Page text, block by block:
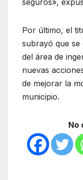
Por último, el
subrayó que se
del área de
nuevas
de mejorar la
municipio.
No